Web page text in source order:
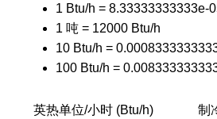
1 Btu/h = 8.33333333333e-
1 吨 = 12000 Btu/h
10 Btu/h =
100 Btu/h =
英热单位/小时 (Btu/h) 制